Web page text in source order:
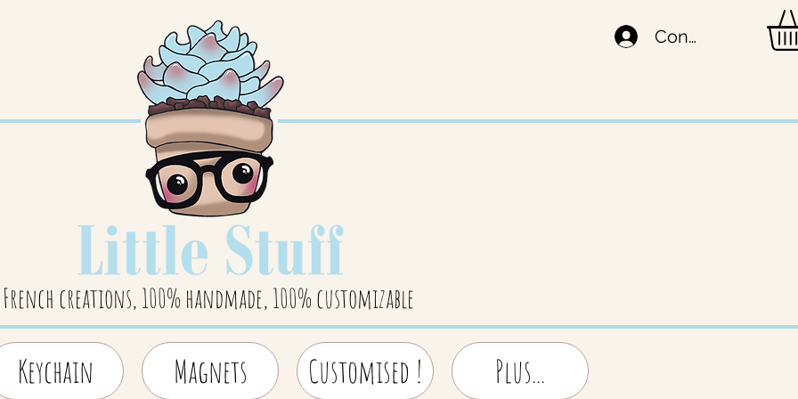
French creations, 100% handmade, 100% customizable
Connexion
Keychain Magnets Customised ! Plus...